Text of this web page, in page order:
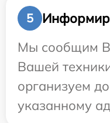
5
Мы сообщим
Вашей
организуем
указанному